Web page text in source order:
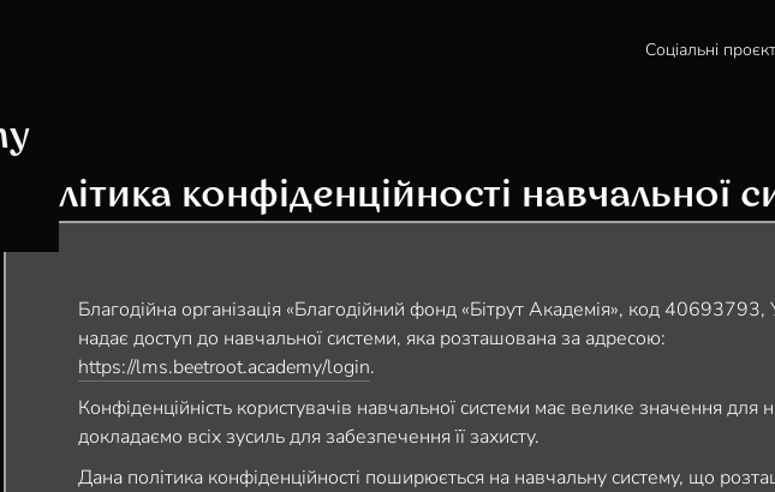
Соціальні
Політика конфіденційності навчальної
Благодійна організація «Благодійний фонд «Бітрут Академія», код 40693793,
надає доступ до навчальної системи, яка розташована за адресою:
https://lms.beetroot.academy/login.
Конфіденційність користувачів навчальної системи має велике значення для
докладаємо всіх зусиль для забезпечення її захисту.
Дана політика конфіденційності поширюється на навчальну систему, що